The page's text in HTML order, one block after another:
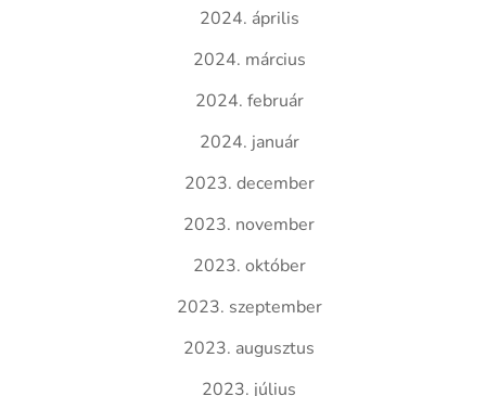
2024. április
2024. március
2024. február
2024. január
2023. december
2023. november
2023. október
2023. szeptember
2023. augusztus
2023. július